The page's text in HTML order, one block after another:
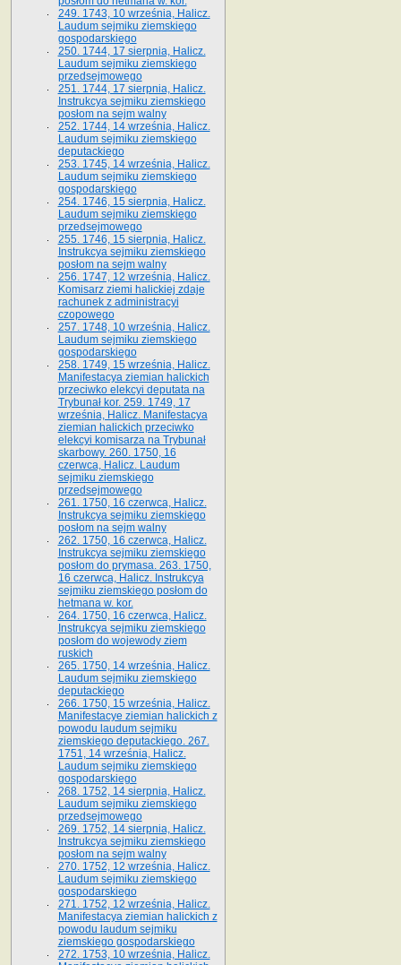
249. 1743, 10 września, Halicz.
Laudum sejmiku ziemskiego
gospodarskiego
250. 1744, 17 sierpnia, Halicz.
Laudum sejmiku ziemskiego
przedsejmowego
251. 1744, 17 sierpnia, Halicz.
Instrukcya sejmiku ziemskiego
posłom na sejm walny
252. 1744, 14 września, Halicz.
Laudum sejmiku ziemskiego
deputackiego
253. 1745, 14 września, Halicz.
Laudum sejmiku ziemskiego
gospodarskiego
254. 1746, 15 sierpnia, Halicz.
Laudum sejmiku ziemskiego
przedsejmowego
255. 1746, 15 sierpnia, Halicz.
Instrukcya sejmiku ziemskiego
posłom na sejm walny
256. 1747, 12 września, Halicz.
Komisarz ziemi halickiej zdaje
rachunek z administracyi
czopowego
257. 1748, 10 września, Halicz.
Laudum sejmiku ziemskiego
gospodarskiego
258. 1749, 15 września, Halicz.
Manifestacya ziemian halickich
przeciwko elekcyi deputata na
Trybunał kor. 259. 1749, 17
września, Halicz. Manifestacya
ziemian halickich przeciwko
elekcyi komisarza na Trybunał
skarbowy. 260. 1750, 16
czerwca, Halicz. Laudum
sejmiku ziemskiego
przedsejmowego
261. 1750, 16 czerwca, Halicz.
Instrukcya sejmiku ziemskiego
posłom na sejm walny
262. 1750, 16 czerwca, Halicz.
Instrukcya sejmiku ziemskiego
posłom do prymasa. 263. 1750,
16 czerwca, Halicz. Instrukcya
sejmiku ziemskiego posłom do
hetmana w. kor.
264. 1750, 16 czerwca, Halicz.
Instrukcya sejmiku ziemskiego
posłom do wojewody ziem
ruskich
265. 1750, 14 września, Halicz.
Laudum sejmiku ziemskiego
deputackiego
266. 1750, 15 września, Halicz.
Manifestacye ziemian halickich z
powodu laudum sejmiku
ziemskiego deputackiego. 267.
1751, 14 września, Halicz.
Laudum sejmiku ziemskiego
gospodarskiego
268. 1752, 14 sierpnia, Halicz.
Laudum sejmiku ziemskiego
przedsejmowego
269. 1752, 14 sierpnia, Halicz.
Instrukcya sejmiku ziemskiego
posłom na sejm walny
270. 1752, 12 września, Halicz.
Laudum sejmiku ziemskiego
gospodarskiego
271. 1752, 12 września, Halicz.
Manifestacya ziemian halickich z
powodu laudum sejmiku
ziemskiego gospodarskiego
272. 1753, 10 września, Halicz.